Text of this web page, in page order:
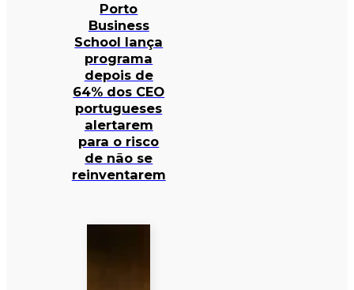
Porto
Business
School lança
programa
depois de
64% dos CEO
portugueses
alertarem
para o risco
de não se
reinventarem